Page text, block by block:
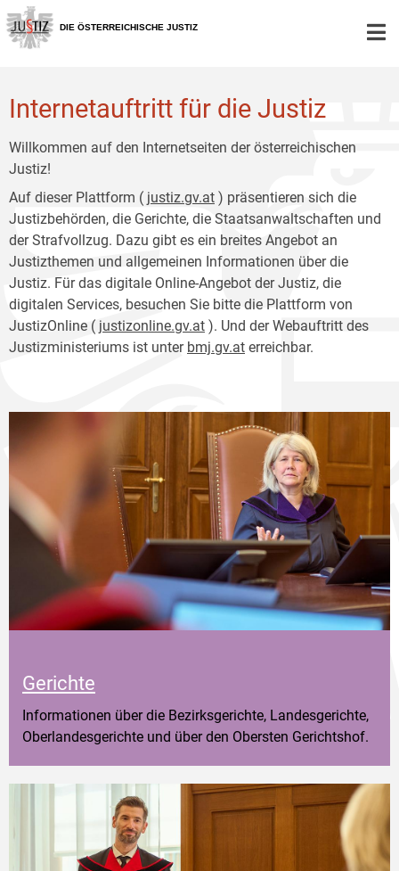
Zur
Hauptnavigation
[1]
Zum
Inhalt
[2]
DIE ÖSTERREICHISCHE JUSTIZ
Internetauftritt für die Justiz
Willkommen auf den Internetseiten der österreichischen
Justiz!
Auf dieser Plattform ( justiz.gv.at ) präsentieren sich die
Justizbehörden, die Gerichte, die Staatsanwaltschaften und
der Strafvollzug. Dazu gibt es ein breites Angebot an
Justizthemen und allgemeinen Informationen über die
Justiz. Für das digitale Online-Angebot der Justiz, die
digitalen Services, besuchen Sie bitte die Plattform von
JustizOnline ( justizonline.gv.at ). Und der Webauftritt des
Justizministeriums ist unter bmj.gv.at erreichbar.
Gerichte
Informationen über die Bezirksgerichte, Landesgerichte,
Oberlandesgerichte und über den Obersten Gerichtshof.